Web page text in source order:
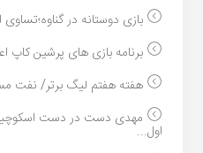
بازی دوستانه در
برنامه بازی های پرشین کاپ
هفته هفتم لیگ برتر/ نفت مسجد
مهدی دست در دست
اول...